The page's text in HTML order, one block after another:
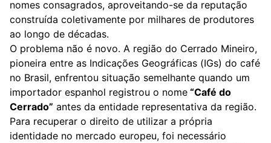
nomes consagrados, aproveitando-se da reputação
construída coletivamente por milhares de produtores
ao longo de décadas.
O problema não é novo. A região do Cerrado Mineiro,
pioneira entre as Indicações Geográficas (IGs) do café
no Brasil, enfrentou situação semelhante quando um
importador espanhol registrou o nome “Café do
Cerrado” antes da entidade representativa da região.
Para recuperar o direito de utilizar a própria
identidade no mercado europeu, foi necessário